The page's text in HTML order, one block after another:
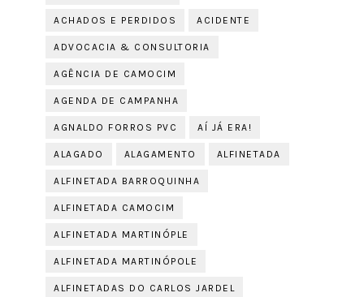
ACHADOS E PERDIDOS ACIDENTE
ADVOCACIA & CONSULTORIA
AGÊNCIA DE CAMOCIM
AGENDA DE CAMPANHA
AGNALDO FORROS PVC AÍ JÁ ERA!
ALAGADO ALAGAMENTO ALFINETADA
ALFINETADA BARROQUINHA
ALFINETADA CAMOCIM
ALFINETADA MARTINÓPLE
ALFINETADA MARTINÓPOLE
ALFINETADAS DO CARLOS JARDEL